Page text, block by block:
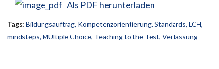
Als PDF herunterladen
Tags: Bildungsauftrag, Kompetenzorientierung. Standards, LCH,
mindsteps, MUltiple Choice, Teaching to the Test, Verfassung